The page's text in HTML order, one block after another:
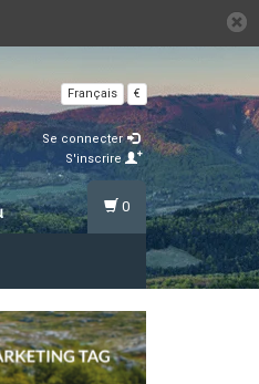
Français €
Se connecter
S'inscrire
0